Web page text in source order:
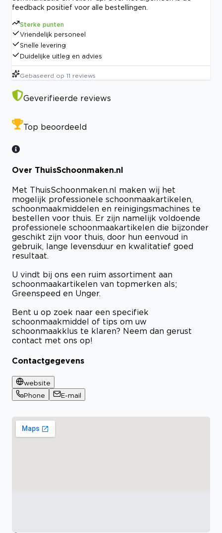
feedback positief voor alle bestellingen.
Sterke punten
Vriendelijk personeel
Snelle levering
Duidelijke uitleg en advies
Gebaseerd op 11 reviews
Geverifieerde reviews
Top beoordeeld
Over ThuisSchoonmaken.nl
Met ThuisSchoonmaken.nl maken wij het
mogelijk professionele schoonmaakartikelen,
schoonmaakmiddelen en reinigingsmachines te
bestellen voor thuis. Er zijn namelijk voldoende
professionele schoonmaakartikelen die bijzonder
geschikt zijn voor thuis, door hun eenvoud in
gebruik, lange levensduur en kwalitatief goed
resultaat.
U vindt bij ons een ruim assortiment aan
schoonmaakartikelen van topmerken als;
Greenspeed en Unger.
Bent u op zoek naar een specifiek
schoonmaakmiddel of tips om uw
schoonmaakklus te klaren? Neem dan gerust
contact met ons op!
Contactgegevens
website
Phone
E-mail